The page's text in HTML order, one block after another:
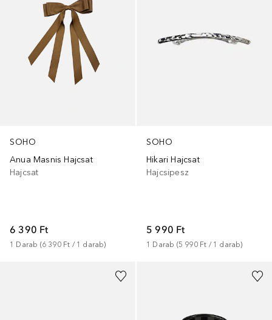
SOHO
Anua Masnis Hajcsat
Hajcsat
6 390 Ft
1 Darab (6 390 Ft / 1 darab)
SOHO
Hikari Hajcsat
Hajcsipesz
5 990 Ft
1 Darab (5 990 Ft / 1 darab)